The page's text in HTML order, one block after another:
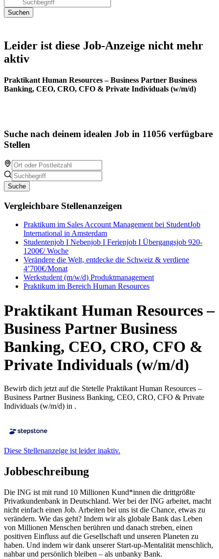
Leider ist diese Job-Anzeige nicht mehr
aktiv
Praktikant Human Resources – Business Partner Business
Banking, CEO, CRO, CFO & Private Individuals (w/m/d)
Suche nach deinem idealen Job in 11056 verfügbare
Stellen
Suche
Vergleichbare Stellenanzeigen
Praktikum im Sales Account Management bei StudentJob
International in Amsterdam
Studentenjob I Nebenjob I Ferienjob I Übergangsjob 920-
1200€/ Woche
Verändere die Welt, entdecke die Schweiz & verdiene
4’700€/Monat
Werkstudent (m/w/d) Produktmanagement
Praktikum im Bereich Human Resources
Praktikant Human Resources –
Business Partner Business
Banking, CEO, CRO, CFO &
Private Individuals (w/m/d)
Bewirb dich jetzt auf die Stetelle Praktikant Human Resources –
Business Partner Business Banking, CEO, CRO, CFO & Private
Individuals (w/m/d) in .
Diese Stellenanzeige ist leider inaktiv.
Jobbeschreibung
Die ING ist mit rund 10 Millionen Kund*innen die drittgrößte
Privatkundenbank in Deutschland. Wer bei der ING arbeitet, macht
nicht einfach einen Job. Arbeiten bei uns ist die Chance, etwas zu
verändern. Wie das geht? Indem wir als globale Bank das Leben
von Millionen Menschen berühren und danach streben, einen
positiven Einfluss auf die Gesellschaft und unseren Planeten zu
haben. Und indem wir dank unserer Start-up-Mentalität menschlich,
nahbar und persönlich bleiben – als unbanky Bank.